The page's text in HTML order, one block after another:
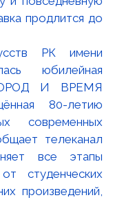
РК имени
юбилейная
И ВРЕМЯ
80-летию
современных
телеканал
все этапы
студенческих
произведений,